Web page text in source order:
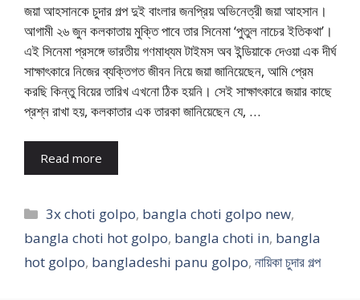
জয়া আহসানকে চুদার গল্প দুই বাংলার জনপ্রিয় অভিনেত্রী জয়া আহসান।
আগামী ২৬ জুন কলকাতায় মুক্তি পাবে তার সিনেমা ‘পুতুল নাচের ইতিকথা’।
এই সিনেমা প্রসঙ্গে ভারতীয় গণমাধ্যম টাইমস অব ইন্ডিয়াকে দেওয়া এক দীর্ঘ
সাক্ষাৎকারে নিজের ব্যক্তিগত জীবন নিয়ে জয়া জানিয়েছেন, আমি প্রেম
করছি কিন্তু বিয়ের তারিখ এখনো ঠিক হয়নি। সেই সাক্ষাৎকারে জয়ার কাছে
প্রশ্ন রাখা হয়, কলকাতার এক তারকা জানিয়েছেন যে, …
Read more
Categories
3x choti golpo, bangla choti golpo new,
bangla choti hot golpo, bangla choti in, bangla
hot golpo, bangladeshi panu golpo, নায়িকা চুদার গল্প